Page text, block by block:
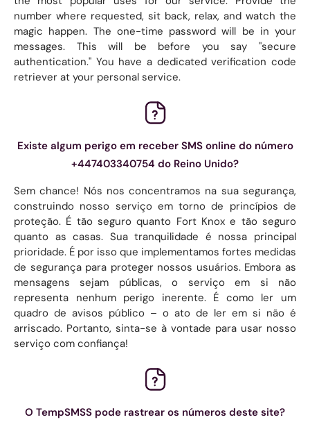
number where requested, sit back, relax, and watch the
magic happen. The one-time password will be in your
messages. This will be before you say "secure
authentication." You have a dedicated verification code
retriever at your personal service.
Existe algum perigo em receber SMS online do número
+447403340754 do Reino Unido?
Sem chance! Nós nos concentramos na sua segurança,
construindo nosso serviço em torno de princípios de
proteção. É tão seguro quanto Fort Knox e tão seguro
quanto as casas. Sua tranquilidade é nossa principal
prioridade. É por isso que implementamos fortes medidas
de segurança para proteger nossos usuários. Embora as
mensagens sejam públicas, o serviço em si não
representa nenhum perigo inerente. É como ler um
quadro de avisos público – o ato de ler em si não é
arriscado. Portanto, sinta-se à vontade para usar nosso
serviço com confiança!
O TempSMSS pode rastrear os números deste site?